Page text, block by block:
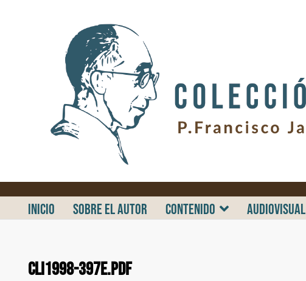
INICIO SOBRE EL AUTOR CONTENIDO AUDIOVISUAL
CLI1998-397E.pdf